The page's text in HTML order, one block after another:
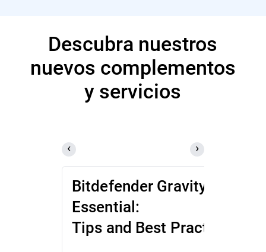
Descubra nuestros
nuevos complementos
y servicios
Bitdefender GravityZone
Essential:
Tips and Best Practices